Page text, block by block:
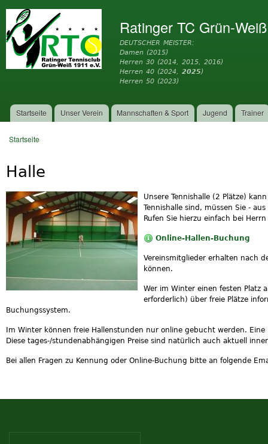
Ratinger TC Grün-
DEUTSCHER MEISTER:
Damen (2015)
Herren 30 (2014, 2015, 2016)
Herren 40 (2024,2025)
Herren 50 (2023)
Hauptmenü
Startseite Unser Verein Mannschaften & Sport Jugend Trainer
Startseite
Halle
Unsere Tennishalle (2 Plätze)
Tennishalle sind, müssen Sie -
Rufen Sie hierzu einfach bei
Online-Hallen-Buchung
Vereinsmitglieder erhalten nach
können.
Wer im Winter einen festen Platz
erforderlich) über freie Plätze
Buchungssystem.
Im Winter können freie Hallenstunden nur online gebucht werden.
Diese tages-/stundenabhängigen Preise sind natürlich auch aktuell
Bei allen Fragen zu Kennung oder Online-Buchung bitte an folgende